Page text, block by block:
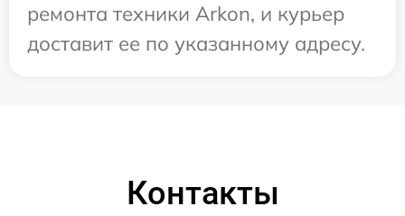
ремонта техники Arkon, и курьер
доставит ее по указанному адресу.
Контакты